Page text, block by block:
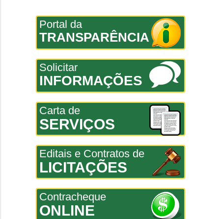
Portal da
TRANSPARÊNCIA
Solicitar
INFORMAÇÕES
Carta de
SERVIÇOS
Editais e Contratos de
LICITAÇÕES
Contracheque
ONLINE